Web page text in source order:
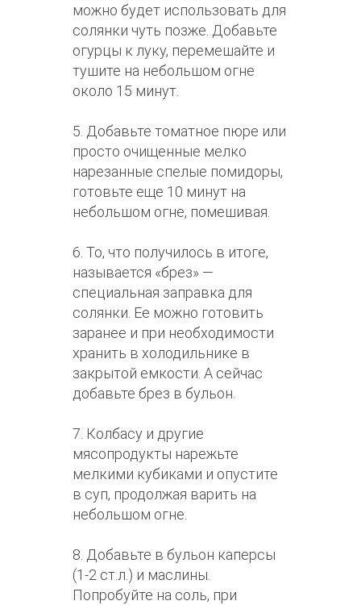
можно будет использовать для
солянки чуть позже. Добавьте
огурцы к луку, перемешайте и
тушите на небольшом огне
около 15 минут.
5. Добавьте томатное пюре или
просто очищенные мелко
нарезанные спелые помидоры,
готовьте еще 10 минут на
небольшом огне, помешивая.
6. То, что получилось в итоге,
называется «брез» —
специальная заправка для
солянки. Ее можно готовить
заранее и при необходимости
хранить в холодильнике в
закрытой емкости. А сейчас
добавьте брез в бульон.
7. Колбасу и другие
мясопродукты нарежьте
мелкими кубиками и опустите
в суп, продолжая варить на
небольшом огне.
8. Добавьте в бульон каперсы
(1-2 ст.л.) и маслины.
Попробуйте на соль, при